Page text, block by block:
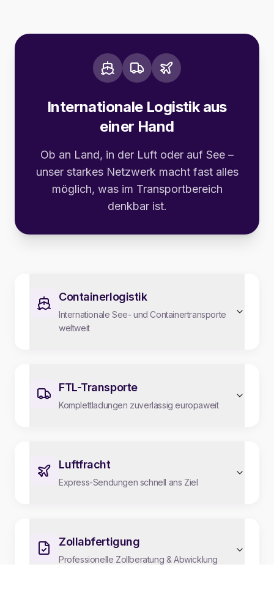
Internationale Logistik aus
einer Hand
Ob an Land, in der Luft oder auf See –
unser starkes Netzwerk macht fast alles
möglich, was im Transportbereich
denkbar ist.
Containerlogistik
Internationale See- und Containertransporte
weltweit
FTL-Transporte
Komplettladungen zuverlässig europaweit
Luftfracht
Express-Sendungen schnell ans Ziel
Zollabfertigung
Professionelle Zollberatung & Abwicklung